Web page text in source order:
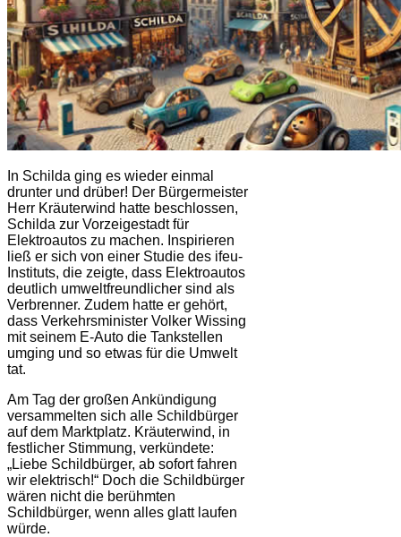
In Schilda ging es wieder einmal
drunter und drüber! Der Bürgermeister
Herr Kräuterwind hatte beschlossen,
Schilda zur Vorzeigestadt für
Elektroautos zu machen. Inspirieren
ließ er sich von einer Studie des ifeu-
Instituts, die zeigte, dass Elektroautos
deutlich umweltfreundlicher sind als
Verbrenner. Zudem hatte er gehört,
dass Verkehrsminister Volker Wissing
mit seinem E-Auto die Tankstellen
umging und so etwas für die Umwelt
tat.
Am Tag der großen Ankündigung
versammelten sich alle Schildbürger
auf dem Marktplatz. Kräuterwind, in
festlicher Stimmung, verkündete:
„Liebe Schildbürger, ab sofort fahren
wir elektrisch!“ Doch die Schildbürger
wären nicht die berühmten
Schildbürger, wenn alles glatt laufen
würde.